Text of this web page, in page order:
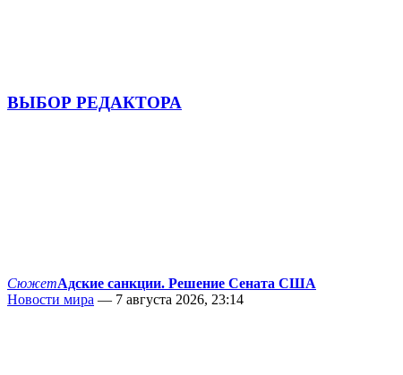
ВЫБОР РЕДАКТОРА
СюжетАдские санкции. Решение Сената США
Новости мира — 7 августа 2026, 23:14